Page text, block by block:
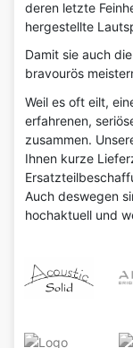
deren letzte
hergestellte
Damit sie auch
bravourös
Weil es oft eilt,
erfahrenen,
zusammen.
Ihnen kurze
Auch deswegen
hochaktuell und